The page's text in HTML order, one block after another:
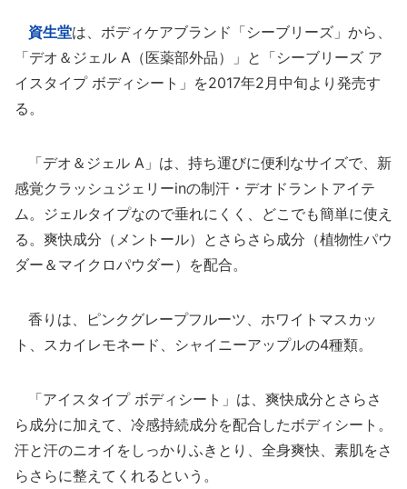
資生堂は、ボディケアブランド「シーブリーズ」から、
「デオ＆ジェル A（医薬部外品）」と「シーブリーズ ア
イスタイプ ボディシート」を2017年2月中旬より発売す
る。
「デオ＆ジェル A」は、持ち運びに便利なサイズで、新
感覚クラッシュジェリーinの制汗・デオドラントアイテ
ム。ジェルタイプなので垂れにくく、どこでも簡単に使え
る。爽快成分（メントール）とさらさら成分（植物性パウ
ダー＆マイクロパウダー）を配合。
香りは、ピンクグレープフルーツ、ホワイトマスカッ
ト、スカイレモネード、シャイニーアップルの4種類。
「アイスタイプ ボディシート」は、爽快成分とさらさ
ら成分に加えて、冷感持続成分を配合したボディシート。
汗と汗のニオイをしっかりふきとり、全身爽快、素肌をさ
らさらに整えてくれるという。